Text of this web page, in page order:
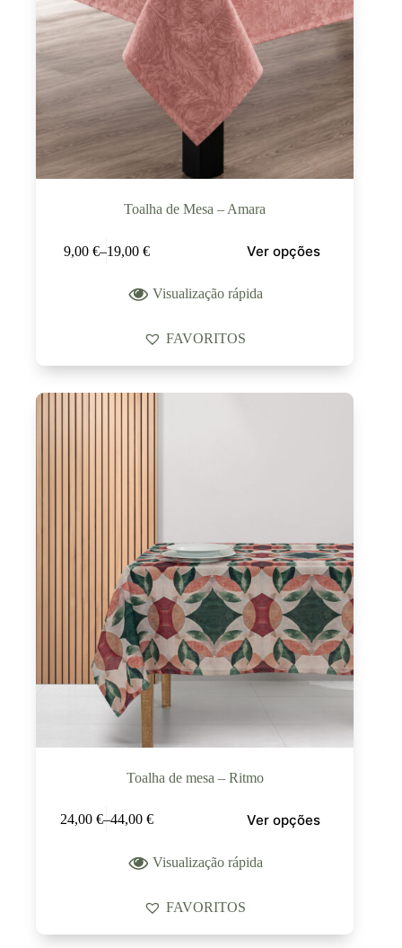
Toalha de Mesa – Amara
9,00 €–19,00 € Ver opções
Visualização rápida
FAVORITOS
Toalha de mesa – Ritmo
24,00 €–44,00 € Ver opções
Visualização rápida
FAVORITOS